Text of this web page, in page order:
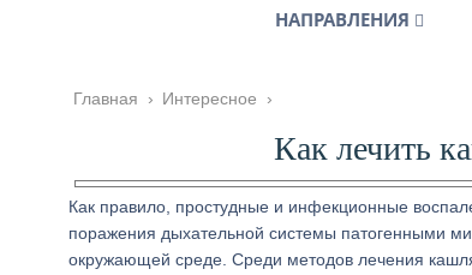
НАПРАВЛЕНИЯ
Главная › Интересное ›
Как лечить
Как правило, простудные и инфекционные
поражения дыхательной системы патогенными
окружающей среде. Среди методов лечения